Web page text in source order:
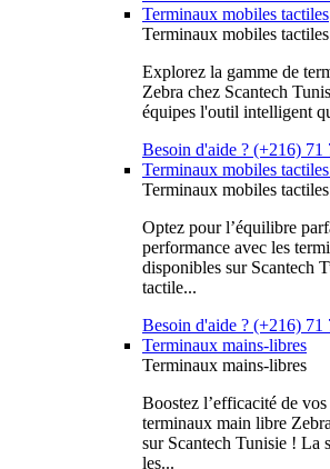
Terminaux mobiles tactiles
Terminaux mobiles tactiles
Explorez la gamme de
Zebra chez Scantech
équipes l'outil intelligent
Besoin d'aide ? (+216) 71
Terminaux mobiles
Terminaux mobiles
Optez pour l’équilibre
performance avec les
disponibles sur Scantech
tactile...
Besoin d'aide ? (+216) 71
Terminaux mains-libres
Terminaux mains-libres
Boostez l’efficacité de
terminaux main libre
sur Scantech Tunisie ! La
les...